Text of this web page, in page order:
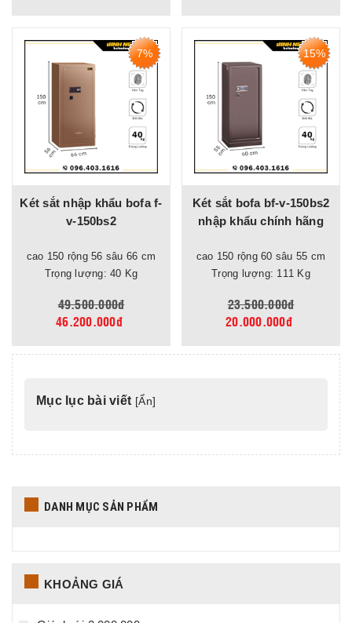
7%
Két sắt nhập khẩu bofa f-
v-150bs2
cao 150 rộng 56 sâu 66 cm
Trọng lượng: 40 Kg
49.500.000đ
46.200.000đ
15%
Két sắt bofa bf-v-150bs2
nhập khẩu chính hãng
cao 150 rộng 60 sâu 55 cm
Trọng lượng: 111 Kg
23.500.000đ
20.000.000đ
Mục lục bài viết [Ẩn]
DANH MỤC SẢN PHẨM
KHOẢNG GIÁ